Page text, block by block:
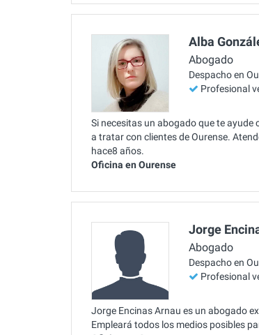
Alba
Abogado
Despacho en
Profesional
Si necesitas un abogado que te
a tratar con clientes de Ourense.
hace8 años.
Oficina en Ourense
Jorge
Abogado
Despacho en
Profesional
Jorge Encinas Arnau es un abogado
Empleará todos los medios posibles